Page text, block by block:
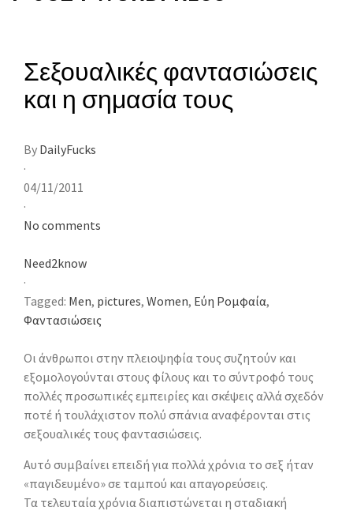
Σεξουαλικές φαντασιώσεις
και η σημασία τους
By DailyFucks
·
04/11/2011
·
No comments
Need2know
·
Tagged: Men, pictures, Women, Εύη Ρομφαία,
Φαντασιώσεις
Οι άνθρωποι στην πλειοψηφία τους συζητούν και
εξομολογούνται στους φίλους και το σύντροφό τους
πολλές προσωπικές εμπειρίες και σκέψεις αλλά σχεδόν
ποτέ ή τουλάχιστον πολύ σπάνια αναφέρονται στις
σεξουαλικές τους φαντασιώσεις.
Αυτό συμβαίνει επειδή για πολλά χρόνια το σεξ ήταν
«παγιδευμένο» σε ταμπού και απαγορεύσεις.
Τα τελευταία χρόνια διαπιστώνεται η σταδιακή